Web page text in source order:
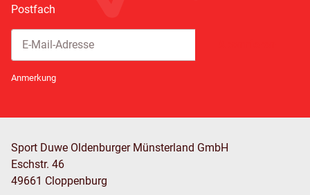
Postfach
Anmerkung
Sport Duwe Oldenburger Münsterland GmbH
Eschstr. 46
49661 Cloppenburg